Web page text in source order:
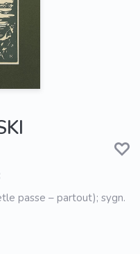
passe – partout); sygn.